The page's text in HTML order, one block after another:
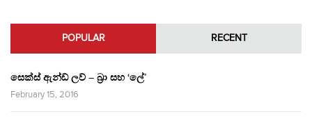
POPULAR RECENT
සෙක්ස් ඇන්ඩ් ලව් – බ්‍රා සහ ‘ලේ’
February 15, 2016